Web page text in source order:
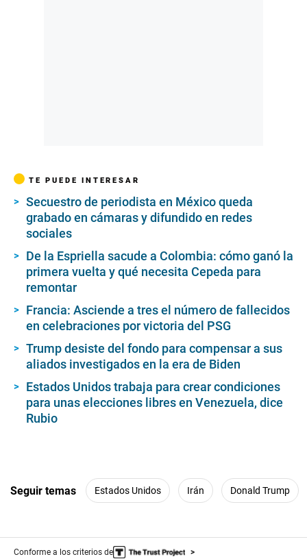
TE PUEDE INTERESAR
Secuestro de periodista en México queda
grabado en cámaras y difundido en redes
sociales
De la Espriella sacude a Colombia: cómo ganó la
primera vuelta y qué necesita Cepeda para
remontar
Francia: Asciende a tres el número de fallecidos
en celebraciones por victoria del PSG
Trump desiste del fondo para compensar a sus
aliados investigados en la era de Biden
Estados Unidos trabaja para crear condiciones
para unas elecciones libres en Venezuela, dice
Rubio
Seguir temas Estados Unidos Irán Donald Trump
Conforme a los criterios de